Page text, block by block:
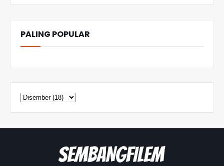
PALING POPULAR